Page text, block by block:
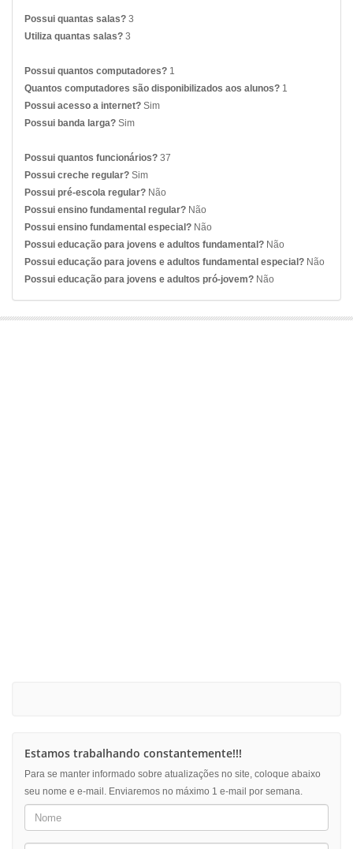
Possui quantas salas? 3
Utiliza quantas salas? 3
Possui quantos computadores? 1
Quantos computadores são disponibilizados aos alunos? 1
Possui acesso a internet? Sim
Possui banda larga? Sim
Possui quantos funcionários? 37
Possui creche regular? Sim
Possui pré-escola regular? Não
Possui ensino fundamental regular? Não
Possui ensino fundamental especial? Não
Possui educação para jovens e adultos fundamental? Não
Possui educação para jovens e adultos fundamental especial? Não
Possui educação para jovens e adultos pró-jovem? Não
Estamos trabalhando constantemente!!!
Para se manter informado sobre atualizações no site, coloque abaixo
seu nome e e-mail. Enviaremos no máximo 1 e-mail por semana.